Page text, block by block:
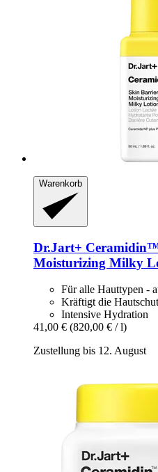
Warenkorb
Dr.Jart+
Moisturizing Milky
Für alle Hauttypen -
Kräftigt die
Intensive Hydration
41,00 € (820,00 € / l)
Zustellung bis 12. August